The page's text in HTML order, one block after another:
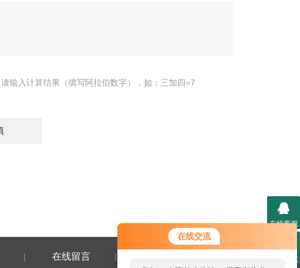
在线交流
请输入计算结果（填写阿拉伯数字），如：三加四=7
| 在线留言 |
在线客服
联系方式